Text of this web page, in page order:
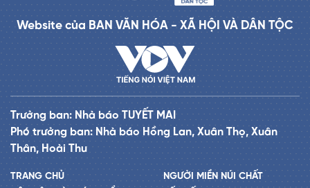
Website của BAN VĂN HÓA - XÃ HỘI VÀ DÂN TỘC
Trưởng ban: Nhà báo TUYẾT MAI
Phó trưởng ban: Nhà báo Hồng Lan, Xuân Thọ, Xuân
Thân, Hoài Thu
TRANG CHỦ NGƯỜI MIỀN NÚI CHẤT